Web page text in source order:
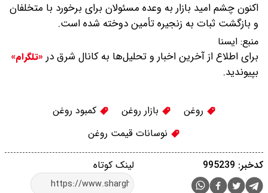
اکنون چشم امید بازار به وعده مسئولان برای برخورد با متخلفان
و بازگشت ثبات به زنجیره تأمین دوخته شده است.
منبع: ايسنا
برای اطلاع از آخرین اخبار و تحلیل‌ها به کانال شرق در «تلگرام»
بپیوندید.
روغن بازار روغن
کمبود روغن
نوسانات قیمت روغن
لینک کوتاه کدخبر: 995239